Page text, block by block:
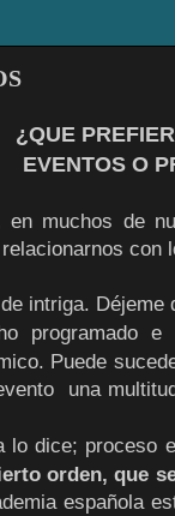
¿QUE
EVENTOS O
muchos de
intriga. Déjeme
programado
Puede
una
lo dice; proceso
orden, que
española